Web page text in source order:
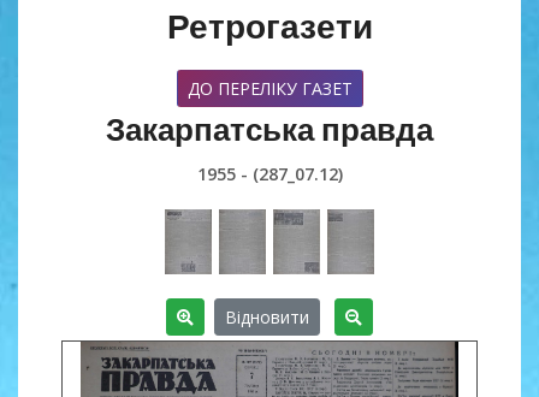
Ретрогазети
ДО ПЕРЕЛІКУ ГАЗЕТ
Закарпатська правда
1955 - (287_07.12)
Відновити